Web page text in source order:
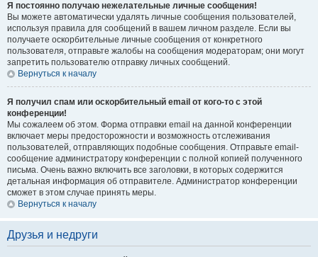
Я постоянно получаю нежелательные личные сообщения!
Вы можете автоматически удалять личные сообщения пользователей,
используя правила для сообщений в вашем личном разделе. Если вы
получаете оскорбительные личные сообщения от конкретного
пользователя, отправьте жалобы на сообщения модераторам; они могут
запретить пользователю отправку личных сообщений.
Вернуться к началу
Я получил спам или оскорбительный email от кого-то с этой
конференции!
Мы сожалеем об этом. Форма отправки email на данной конференции
включает меры предосторожности и возможность отслеживания
пользователей, отправляющих подобные сообщения. Отправьте email-
сообщение администратору конференции с полной копией полученного
письма. Очень важно включить все заголовки, в которых содержится
детальная информация об отправителе. Администратор конференции
сможет в этом случае принять меры.
Вернуться к началу
Друзья и недруги